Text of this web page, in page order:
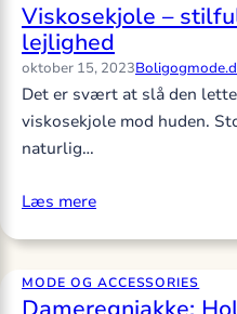
Viskosekjole –
lejlighed
oktober 15, 2023
Det er svært at slå den
viskosekjole mod huden.
naturlig…
Læs mere
MODE OG ACCESSORIES